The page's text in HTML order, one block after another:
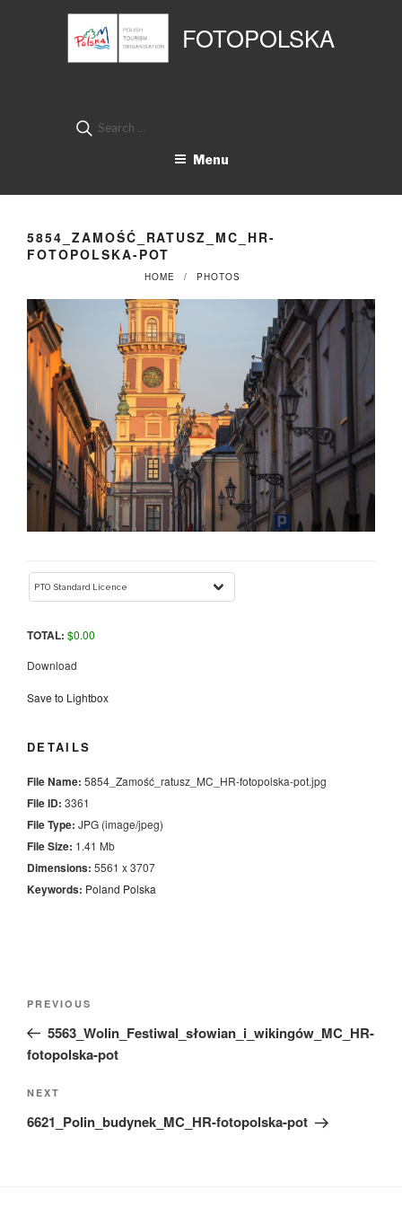
FOTOPOLSKA
Search
Menu
5854_ZAMOŚĆ_RATUSZ_MC_HR-
FOTOPOLSKA-POT
HOME PHOTOS
TOTAL: $0.00
Download
Save to Lightbox
DETAILS
File Name: 5854_Zamość_ratusz_MC_HR-fotopolska-pot.jpg
File ID: 3361
File Type: JPG (image/jpeg)
File Size: 1.41 Mb
Dimensions: 5561 x 3707
Keywords: Poland Polska
Previous
Post
PREVIOUS
5563_Wolin_Festiwal_słowian_i_wikingów_MC_HR-
fotopolska-pot
Next
Post
NEXT
6621_Polin_budynek_MC_HR-fotopolska-pot
Panel zarządzania plikami cookies